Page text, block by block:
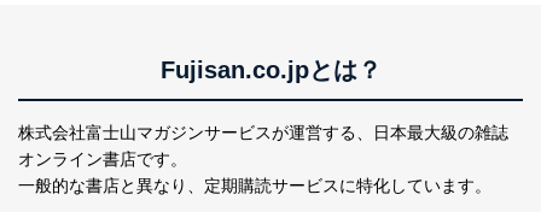
当社は、内部監査及びマネジメントレビューの機会を通
じて、個人情報保護マネジメントシステムを継続的に改
苦情及び相談受付け窓口
貴殿の個人情報及び当社の個人情報保護マネジメントシ
Fujisan.co.jpとは？
株式会社富士山マガジンサービスが運営する、
日本最大級の雑誌
オンライン書店です。
一般的な書店と異なり、 定期購読サービスに特化しています。